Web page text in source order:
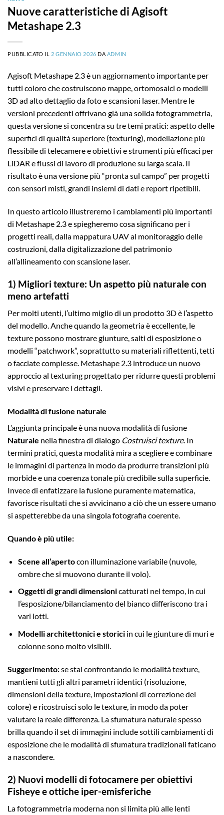
Nuove caratteristiche di Agisoft
Metashape 2.3
PUBBLICATO IL 2 GENNAIO 2026 DA ADMIN
Agisoft Metashape 2.3 è un aggiornamento importante per
tutti coloro che costruiscono mappe, ortomosaici o modelli
3D ad alto dettaglio da foto e scansioni laser. Mentre le
versioni precedenti offrivano già una solida fotogrammetria,
questa versione si concentra su tre temi pratici: aspetto delle
superfici di qualità superiore (texturing), modellazione più
flessibile di telecamere e obiettivi e strumenti più efficaci per
LiDAR e flussi di lavoro di produzione su larga scala. Il
risultato è una versione più “pronta sul campo” per progetti
con sensori misti, grandi insiemi di dati e report ripetibili.
In questo articolo illustreremo i cambiamenti più importanti
di Metashape 2.3 e spiegheremo cosa significano per i
progetti reali, dalla mappatura UAV al monitoraggio delle
costruzioni, dalla digitalizzazione del patrimonio
all’allineamento con scansione laser.
1) Migliori texture: Un aspetto più naturale con
meno artefatti
Per molti utenti, l’ultimo miglio di un prodotto 3D è l’aspetto
del modello. Anche quando la geometria è eccellente, le
texture possono mostrare giunture, salti di esposizione o
modelli “patchwork”, soprattutto su materiali riflettenti, tetti
o facciate complesse. Metashape 2.3 introduce un nuovo
approccio al texturing progettato per ridurre questi problemi
visivi e preservare i dettagli.
Modalità di fusione naturale
L’aggiunta principale è una nuova modalità di fusione
Naturale nella finestra di dialogo Costruisci texture. In
termini pratici, questa modalità mira a scegliere e combinare
le immagini di partenza in modo da produrre transizioni più
morbide e una coerenza tonale più credibile sulla superficie.
Invece di enfatizzare la fusione puramente matematica,
favorisce risultati che si avvicinano a ciò che un essere umano
si aspetterebbe da una singola fotografia coerente.
Quando è più utile:
Scene all’apertocon illuminazione variabile (nuvole,
ombre che si muovono durante il volo).
Oggetti di grandi dimensionicatturati nel tempo, in cui
l’esposizione/bilanciamento del bianco differiscono tra i
vari lotti.
Modelli architettonici e storiciin cui le giunture di muri e
colonne sono molto visibili.
Suggerimento:se stai confrontando le modalità texture,
mantieni tutti gli altri parametri identici (risoluzione,
dimensioni della texture, impostazioni di correzione del
colore) e ricostruisci solo le texture, in modo da poter
valutare la reale differenza. La sfumatura naturale spesso
brilla quando il set di immagini include sottili cambiamenti di
esposizione che le modalità di sfumatura tradizionali faticano
a nascondere.
2) Nuovi modelli di fotocamere per obiettivi
Fisheye e ottiche iper-emisferiche
La fotogrammetria moderna non si limita più alle lenti